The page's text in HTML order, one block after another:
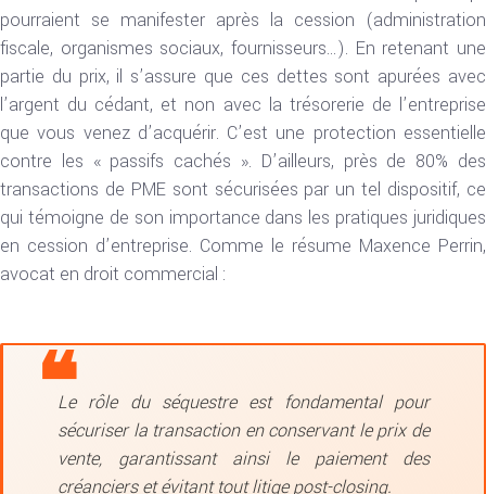
pourraient se manifester après la cession (administration
fiscale, organismes sociaux, fournisseurs…). En retenant une
partie du prix, il s’assure que ces dettes sont apurées avec
l’argent du cédant, et non avec la trésorerie de l’entreprise
que vous venez d’acquérir. C’est une protection essentielle
contre les « passifs cachés ». D’ailleurs, près de 80% des
transactions de PME sont sécurisées par un tel dispositif, ce
qui témoigne de son importance dans les pratiques juridiques
en cession d’entreprise. Comme le résume Maxence Perrin,
avocat en droit commercial :
Le rôle du séquestre est fondamental pour
sécuriser la transaction en conservant le prix de
vente, garantissant ainsi le paiement des
créanciers et évitant tout litige post-closing.